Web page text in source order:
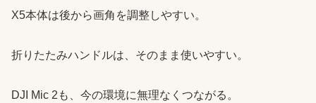
X5本体は後から画角を調整しやすい。
折りたたみハンドルは、そのまま使いやすい。
DJI Mic 2も、今の環境に無理なくつながる。